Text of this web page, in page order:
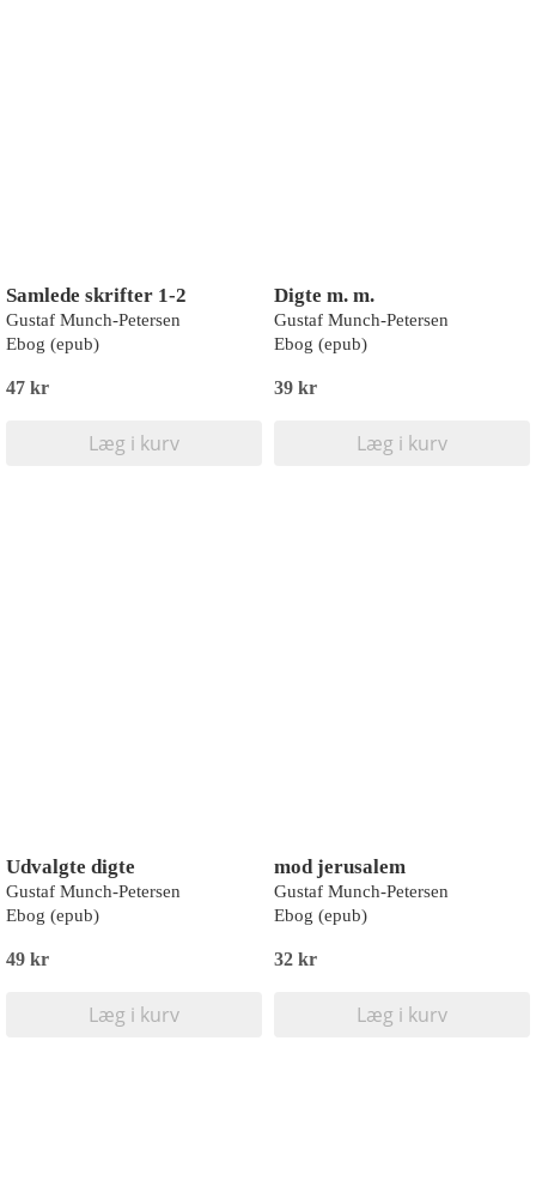
Samlede skrifter 1-2
Gustaf Munch-Petersen
Ebog (epub)
47 kr
Læg i kurv
Digte m. m.
Gustaf Munch-Petersen
Ebog (epub)
39 kr
Læg i kurv
Udvalgte digte
Gustaf Munch-Petersen
Ebog (epub)
49 kr
Læg i kurv
mod jerusalem
Gustaf Munch-Petersen
Ebog (epub)
32 kr
Læg i kurv